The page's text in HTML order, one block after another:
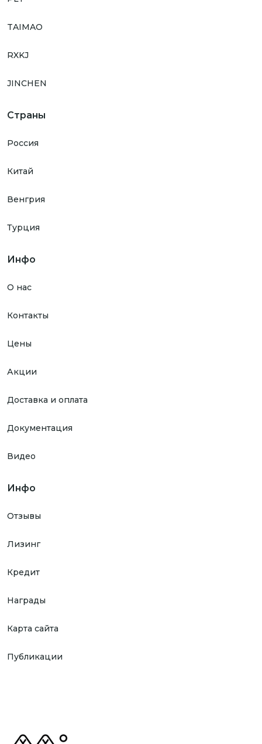
TAIMAO
RXKJ
JINCHEN
Страны
Россия
Китай
Венгрия
Турция
Инфо
О нас
Контакты
Цены
Акции
Доставка и оплата
Документация
Видео
Инфо
Отзывы
Лизинг
Кредит
Награды
Карта сайта
Публикации